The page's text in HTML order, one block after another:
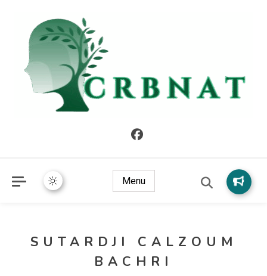
Menu
SUTARDJI CALZOUM
BACHRI